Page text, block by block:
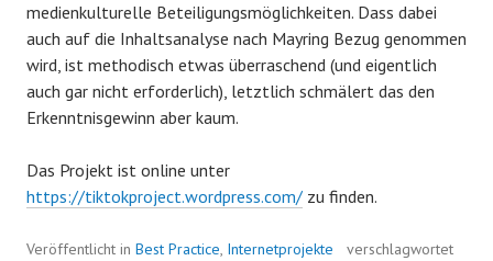
medienkulturelle Beteiligungsmöglichkeiten. Dass dabei
auch auf die Inhaltsanalyse nach Mayring Bezug genommen
wird, ist methodisch etwas überraschend (und eigentlich
auch gar nicht erforderlich), letztlich schmälert das den
Erkenntnisgewinn aber kaum.
Das Projekt ist online unter
https://tiktokproject.wordpress.com/ zu finden.
Veröffentlicht in Best Practice, Internetprojekte
verschlagwortet